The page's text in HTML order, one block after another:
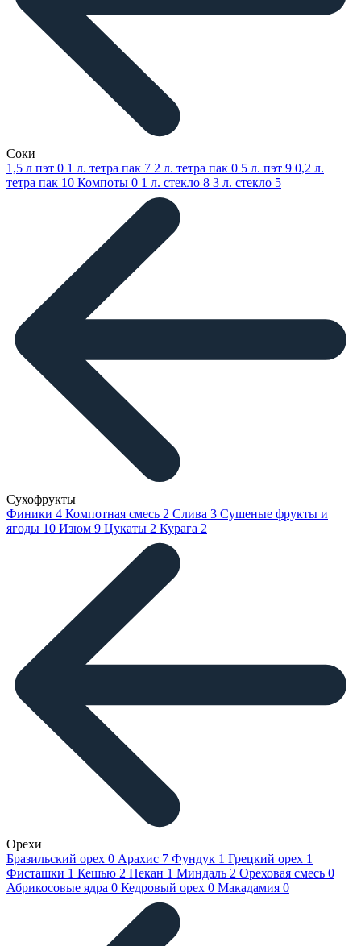
Соки
1,5 л пэт 0 1 л. тетра пак 7 2 л. тетра пак 0 5 л. пэт 9 0,2 л.
тетра пак 10 Компоты 0 1 л. стекло 8 3 л. стекло 5
Сухофрукты
Финики 4 Компотная смесь 2 Слива 3 Сушеные фрукты и
ягоды 10 Изюм 9 Цукаты 2 Курага 2
Орехи
Бразильский орех 0 Арахис 7 Фундук 1 Грецкий орех 1
Фисташки 1 Кешью 2 Пекан 1 Миндаль 2 Ореховая смесь 0
Абрикосовые ядра 0 Кедровый орех 0 Макадамия 0